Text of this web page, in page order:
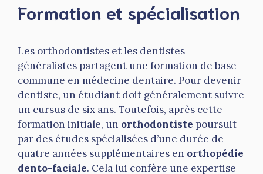
Formation et spécialisation
Les orthodontistes et les dentistes
généralistes partagent une formation de base
commune en médecine dentaire. Pour devenir
dentiste, un étudiant doit généralement suivre
un cursus de six ans. Toutefois, après cette
formation initiale, un orthodontiste poursuit
par des études spécialisées d’une durée de
quatre années supplémentaires en orthopédie
dento-faciale. Cela lui confère une expertise